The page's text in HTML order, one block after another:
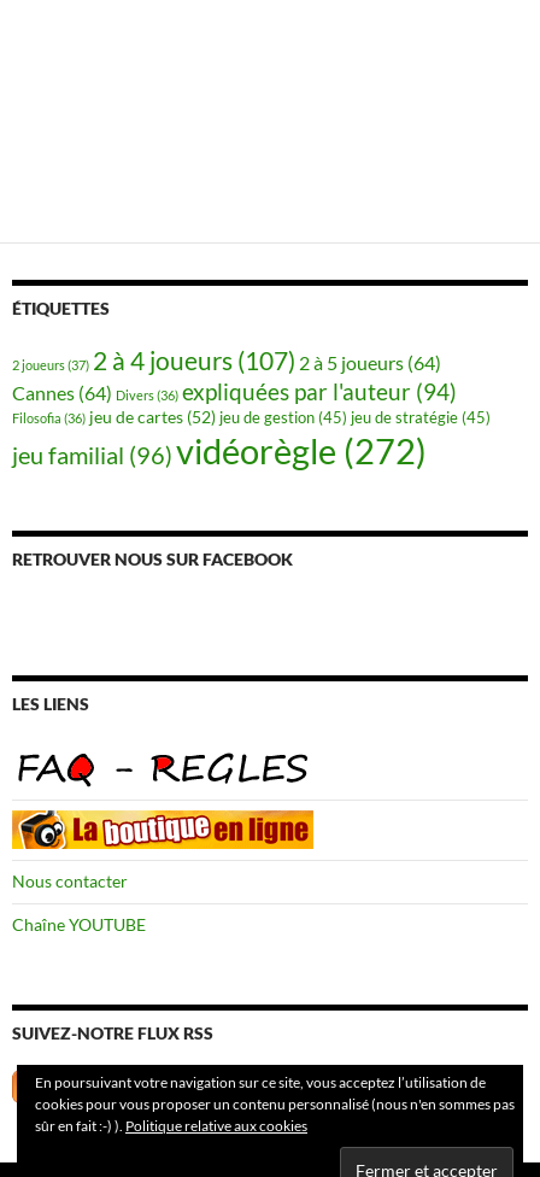
ÉTIQUETTES
2 joueurs(37) 2 à 4 joueurs (107) 2 à 5 joueurs (64)
Cannes (64) Divers(36) expliquées par l'auteur (94)
Filosofia (36) jeu de cartes (52) jeu de gestion (45) jeu de stratégie (45)
jeu familial (96)vidéorègle (272)
RETROUVER NOUS SUR FACEBOOK
LES LIENS
Nous contacter
Chaîne YOUTUBE
SUIVEZ-NOTRE FLUX RSS
En poursuivant votre navigation sur ce site, vous acceptez l’utilisation de
cookies pour vous proposer un contenu personnalisé (nous n'en sommes pas
sûr en fait :-) ). Politique relative aux cookies